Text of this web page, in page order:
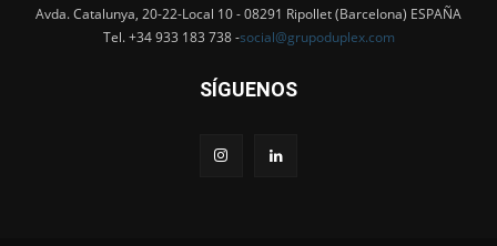
Avda. Catalunya, 20-22-Local 10 - 08291 Ripollet (Barcelona) ESPAÑA
Tel. +34 933 183 738 -social@grupoduplex.com
SÍGUENOS